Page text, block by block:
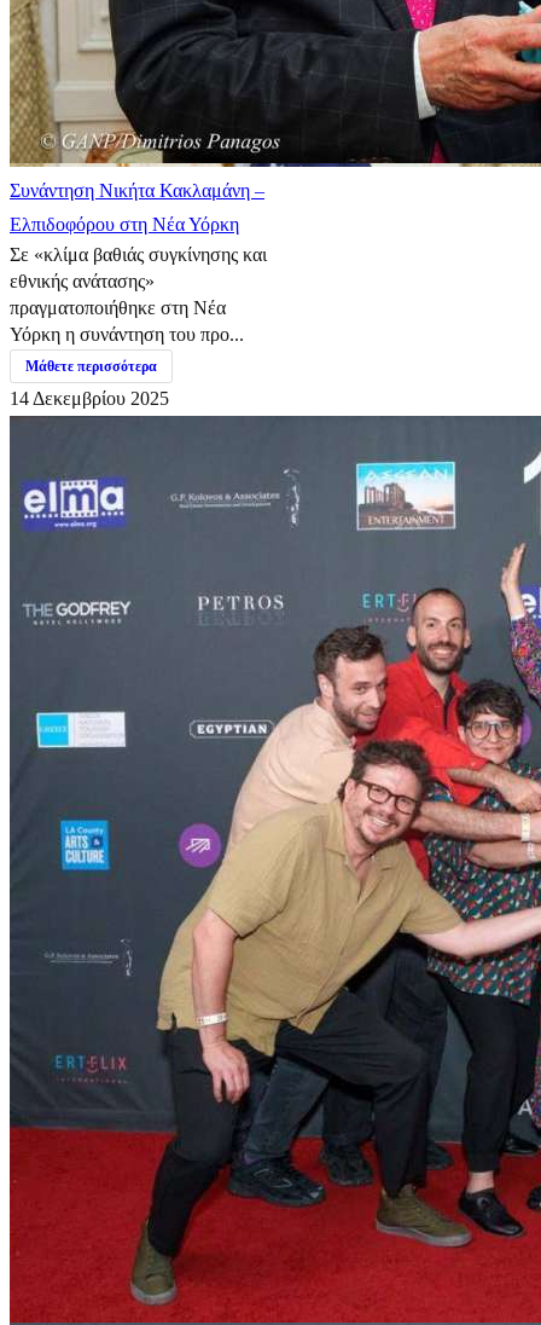
Συνάντηση Νικήτα Κακλαμάνη –
Ελπιδοφόρου στη Νέα Υόρκη
Σε «κλίμα βαθιάς συγκίνησης και
εθνικής ανάτασης»
πραγματοποιήθηκε στη Νέα
Υόρκη η συνάντηση του προ...
Μάθετε περισσότερα
14 Δεκεμβρίου 2025